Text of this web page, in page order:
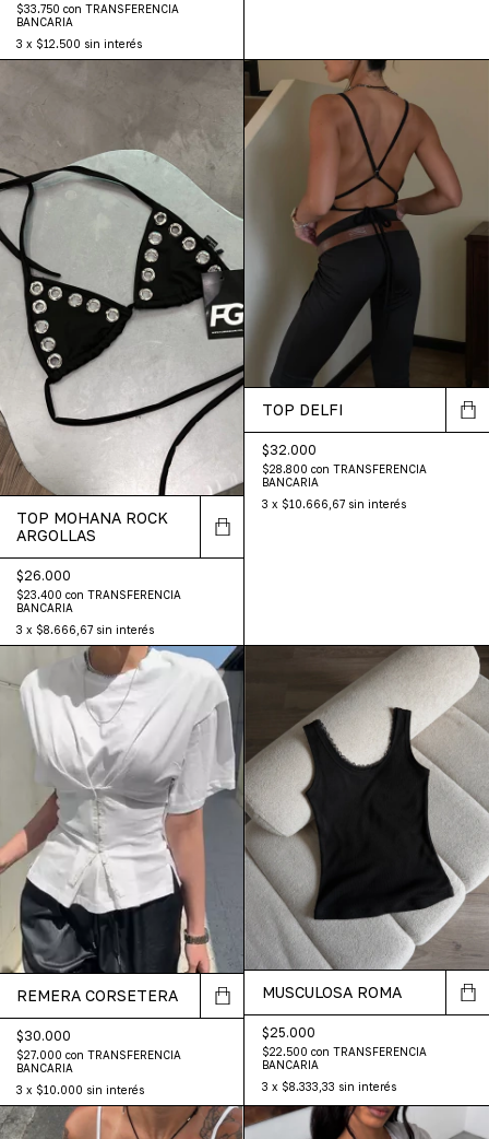
$33.750 con TRANSFERENCIA
BANCARIA
3 x $12.500 sin interés
TOP MOHANA ROCK
ARGOLLAS
$26.000
$23.400 con TRANSFERENCIA
BANCARIA
3 x $8.666,67 sin interés
TOP DELFI
$32.000
$28.800 con TRANSFERENCIA
BANCARIA
3 x $10.666,67 sin interés
REMERA CORSETERA
$30.000
$27.000 con TRANSFERENCIA
BANCARIA
3 x $10.000 sin interés
MUSCULOSA ROMA
$25.000
$22.500 con TRANSFERENCIA
BANCARIA
3 x $8.333,33 sin interés